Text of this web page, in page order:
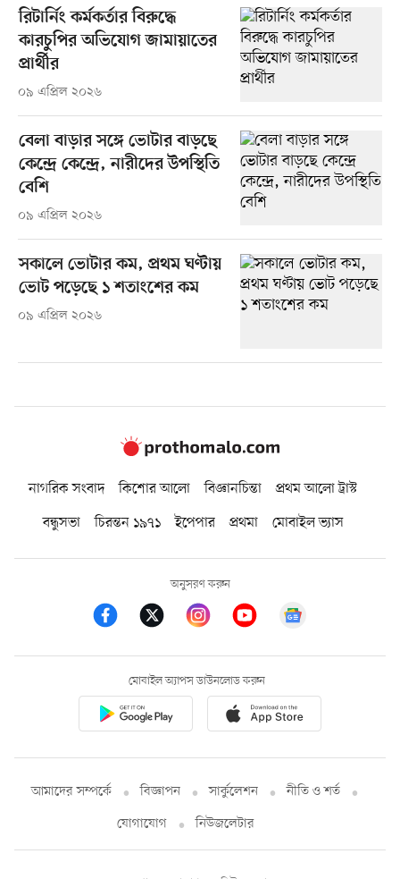
রিটার্নিং কর্মকর্তার বিরুদ্ধে
কারচুপির অভিযোগ জামায়াতের
প্রার্থীর
০৯ এপ্রিল ২০২৬
বেলা বাড়ার সঙ্গে ভোটার বাড়ছে
কেন্দ্রে কেন্দ্রে, নারীদের উপস্থিতি
বেশি
০৯ এপ্রিল ২০২৬
সকালে ভোটার কম, প্রথম ঘণ্টায়
ভোট পড়েছে ১ শতাংশের কম
০৯ এপ্রিল ২০২৬
নাগরিক সংবাদ কিশোর আলো বিজ্ঞানচিন্তা
প্রথম আলো ট্রাস্ট
বন্ধুসভা
চিরন্তন ১৯৭১ ইপেপার প্রথমা মোবাইল ভ্যাস
অনুসরণ করুন
মোবাইল অ্যাপস ডাউনলোড করুন
আমাদের সম্পর্কে বিজ্ঞাপন সার্কুলেশন
নীতি ও শর্ত
যোগাযোগ
নিউজলেটার